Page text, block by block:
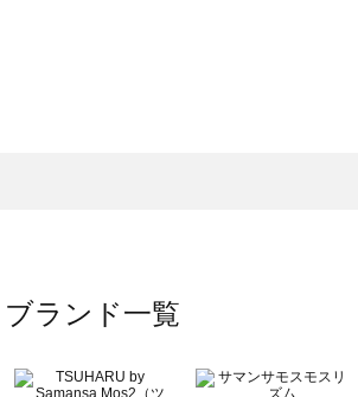
ブランド一覧